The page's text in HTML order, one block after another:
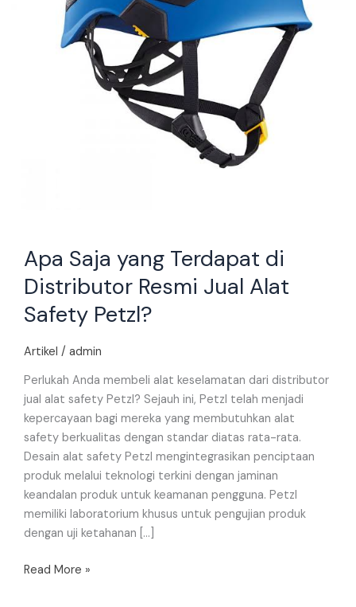
Apa Saja yang Terdapat di
Distributor Resmi Jual Alat
Safety Petzl?
Artikel / admin
Perlukah Anda membeli alat keselamatan dari distributor
jual alat safety Petzl? Sejauh ini, Petzl telah menjadi
kepercayaan bagi mereka yang membutuhkan alat
safety berkualitas dengan standar diatas rata-rata.
Desain alat safety Petzl mengintegrasikan penciptaan
produk melalui teknologi terkini dengan jaminan
keandalan produk untuk keamanan pengguna. Petzl
memiliki laboratorium khusus untuk pengujian produk
dengan uji ketahanan […]
Read More »